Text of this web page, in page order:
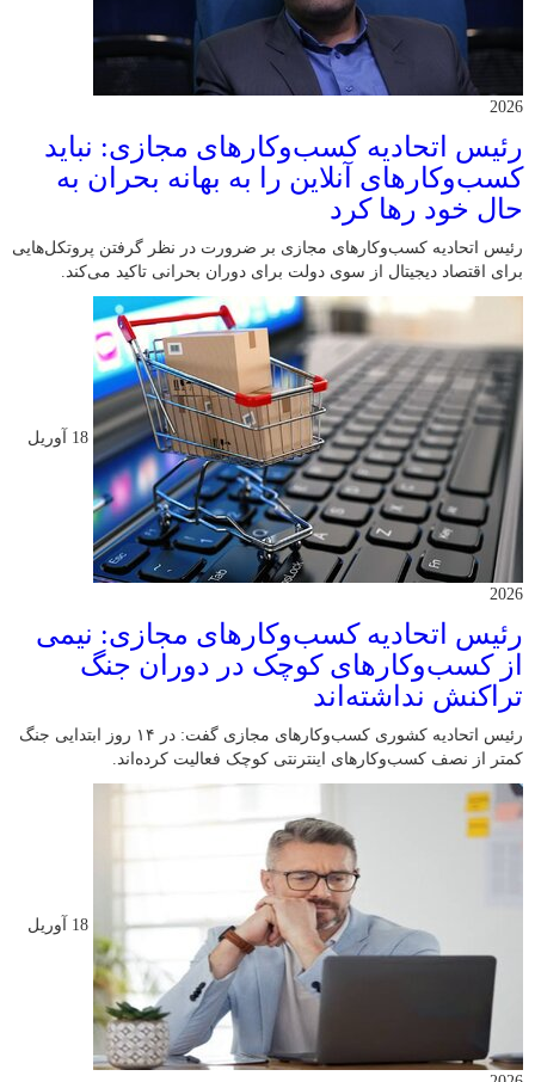
2026
رئیس اتحادیه کسب‌وکارهای مجازی: نباید
کسب‌وکارهای آنلاین را به بهانه بحران به
حال خود رها کرد
رئیس اتحادیه کسب‌وکارهای مجازی بر ضرورت در نظر گرفتن پروتکل‌هایی
برای اقتصاد دیجیتال از سوی دولت برای دوران بحرانی تاکید می‌کند.
18 آوریل
2026
رئیس اتحادیه کسب‌وکارهای مجازی: نیمی
از کسب‌وکارهای کوچک در دوران جنگ‌
تراکنش نداشته‌اند
رئیس اتحادیه کشوری کسب‌وکارهای مجازی گفت: در ۱۴ روز ابتدایی جنگ
کمتر از نصف کسب‌وکارهای اینترنتی کوچک فعالیت کرده‌اند.
18 آوریل